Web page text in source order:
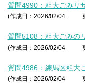
質問4990：粗大ごみリ
(作成日：2026/02/04
質問5108：粗大ごみの
(作成日：2026/02/04
質問4986：練馬区粗大
(作成日：2026/02/04